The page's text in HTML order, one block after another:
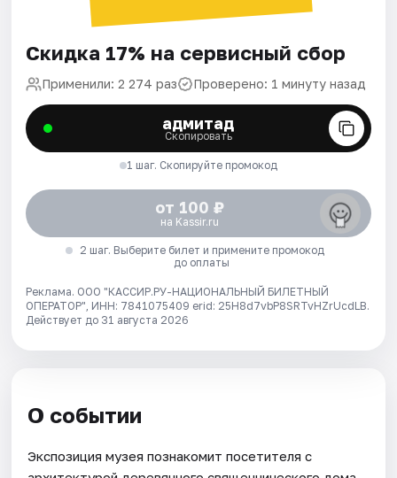
Скидка 17% на сервисный сбор
Применили: 2 274 раз Проверено: 1 минуту назад
адмитад
Скопировать
1 шаг. Скопируйте промокод
от 100 ₽
на Kassir.ru
2 шаг. Выберите билет и примените промокод
до оплаты
Реклама. ООО "КАССИР.РУ-НАЦИОНАЛЬНЫЙ БИЛЕТНЫЙ
ОПЕРАТОР", ИНН: 7841075409 erid: 25H8d7vbP8SRTvHZrUcdLB.
Действует до 31 августа 2026
О событии
Экспозиция музея познакомит посетителя с